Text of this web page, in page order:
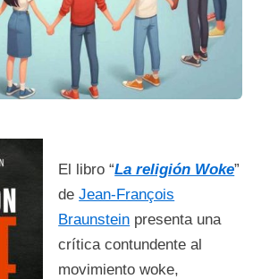
El libro “La religión Woke”
deJean-François
Braunstein presenta una
crítica contundente al
movimiento woke,